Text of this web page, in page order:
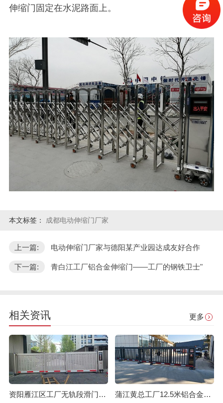
伸缩门固定在水泥路面上。
本文标签： 成都电动伸缩门厂家
上一篇: 电动伸缩门厂家与德阳某产业园达成友好合作
下一篇: 青白江工厂铝合金伸缩门——工厂的钢铁卫士"
相关资讯 更多
资阳雁江区工厂无轨段滑门多少钱一套？ 蒲江黄总工厂12.5米铝合金段滑门：安装效果与核心优点解析